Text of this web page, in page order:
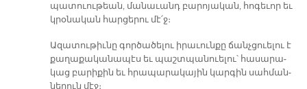
պա­տուու­թեան, մա­նա­ւանդ բա­րո­յա­կան, հո­գե­ւոր եւ
կրօ­նա­կան հար­ցե­րու մէ՛ջ։
Ա­զա­տու­թիւ­նը գոր­ծա­ծե­լու ի­րա­ւուն­քը ճանչ­ցուե­լու է
քա­ղա­քա­կա­նա­պէս եւ պաշտ­պա­նուե­լու՝ հա­սա­րա­
կաց բա­րի­քին եւ հրա­պա­րա­կա­յին կար­գին սահ­ման­
նե­րուն մէջ։